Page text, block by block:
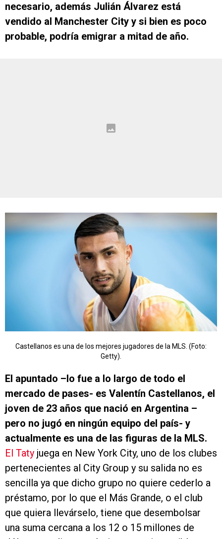
necesario, además Julián Álvarez está
vendido al Manchester City y si bien es poco
probable, podría emigrar a mitad de año.
Castellanos es una de los mejores jugadores de la MLS. (Foto:
Getty).
El apuntado –lo fue a lo largo de todo el
mercado de pases- es Valentín Castellanos, el
joven de 23 años que nació en Argentina –
pero no jugó en ningún equipo del país- y
actualmente es una de las figuras de la MLS.
El Taty juega en New York City, uno de los clubes
pertenecientes al City Group y su salida no es
sencilla ya que dicho grupo no quiere cederlo a
préstamo, por lo que el Más Grande, o el club
que quiera llevárselo, tiene que desembolsar
una suma cercana a los 12 o 15 millones de